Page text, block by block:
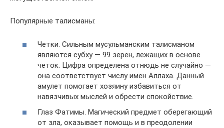
Популярные талисманы:
Четки. Сильным мусульманским талисманом
являются субху — 99 зерен, лежащих в основе
четок. Цифра определена отнюдь не случайно —
она соответствует числу имен Аллаха. Данный
амулет помогает хозяину избавиться от
навязчивых мыслей и обрести спокойствие.
Глаз Фатимы. Магический предмет оберегающий
от зла, оказывает помощь и в преодолении